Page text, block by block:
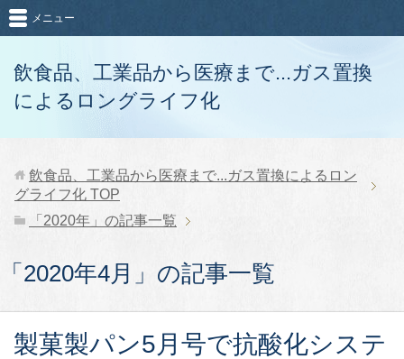
飲食品、工業品から医療まで...ガス置換
によるロングライフ化
メニュー
飲食品、工業品から医療まで...ガス置換によるロン
グライフ化 TOP
「2020年」の記事一覧
「2020年4月」の記事一覧
製菓製パン5月号で抗酸化システ